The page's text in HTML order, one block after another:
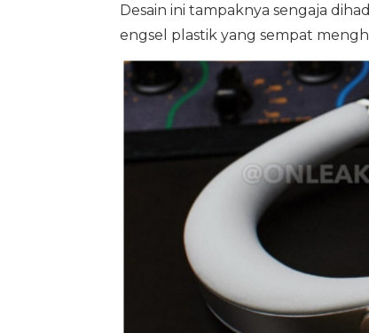
Desain ini tampaknya sengaja
engsel plastik yang sempat